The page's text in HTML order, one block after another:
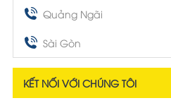
Quảng Ngãi
Sài Gòn
KẾT NỐI VỚI CHÚNG TÔI